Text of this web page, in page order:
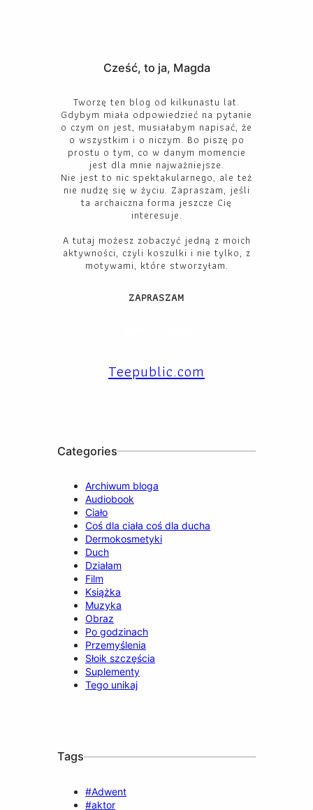
Cześć, to ja, Magda
Tworzę ten blog od kilkunastu lat.
Gdybym miała odpowiedzieć na pytanie
o czym on jest, musiałabym napisać, że
o wszystkim i o niczym. Bo piszę po
prostu o tym, co w danym momencie
jest dla mnie najważniejsze.
Nie jest to nic spektakularnego, ale też
nie nudzę się w życiu. Zapraszam, jeśli
ta archaiczna forma jeszcze Cię
interesuje.
A tutaj możesz zobaczyć jedną z moich
aktywności, czyli koszulki i nie tylko, z
motywami, które stworzyłam.
ZAPRASZAM
Teepublic.com
Categories
Archiwum bloga
Audiobook
Ciało
Coś dla ciała coś dla ducha
Dermokosmetyki
Duch
Działam
Film
Książka
Muzyka
Obraz
Po godzinach
Przemyślenia
Słoik szczęścia
Suplementy
Tego unikaj
Tags
#Adwent
#aktor